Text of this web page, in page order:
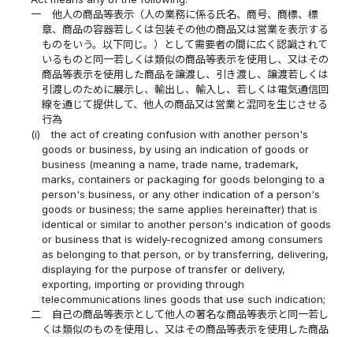
一
他人の商品等表示（人の業務に係る氏名、商号、商標、標
章、商品の容器若しくは包装その他の商品又は営業を表示する
ものをいう。以下同じ。）として需要者の間に広く認識されて
いるものと同一若しくは類似の商品等表示を使用し、又はその
商品等表示を使用した商品を譲渡し、引き渡し、譲渡若しくは
引渡しのために展示し、輸出し、輸入し、若しくは電気通信回
線を通じて提供して、他人の商品又は営業と混同を生じさせる
行為
(i)
the act of creating confusion with another person's
goods or business, by using an indication of goods or
business (meaning a name, trade name, trademark,
marks, containers or packaging for goods belonging to a
person's business, or any other indication of a person's
goods or business; the same applies hereinafter) that is
identical or similar to another person's indication of goods
or business that is widely-recognized among consumers
as belonging to that person, or by transferring, delivering,
displaying for the purpose of transfer or delivery,
exporting, importing or providing through
telecommunications lines goods that use such indication;
二
自己の商品等表示として他人の著名な商品等表示と同一若し
くは類似のものを使用し、又はその商品等表示を使用した商品